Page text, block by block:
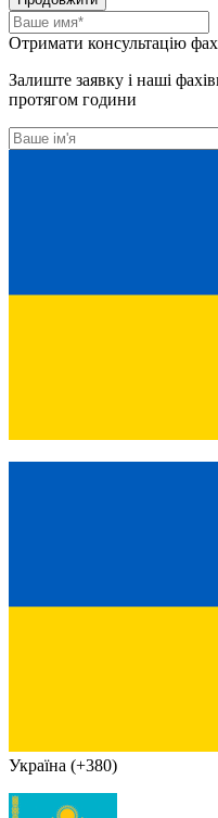
Отримати консультацію
Залиште заявку і наші
протягом години
Україна (+380)